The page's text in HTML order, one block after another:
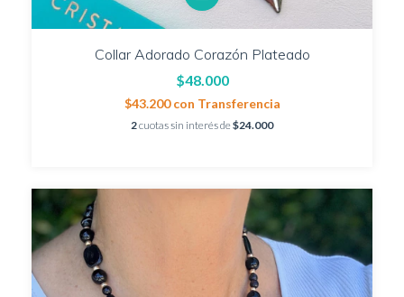
Collar Adorado Corazón Plateado
$48.000
$43.200con Transferencia
2cuotas sin interés de$24.000